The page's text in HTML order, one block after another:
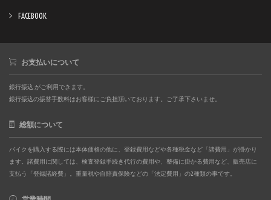
FACEBOOK
お支払いについて
銀行振込 がご利用できます。
銀行振込の振替手数料はお客様にご負担頂いております。ご了承下さいませ。
総額について
バイクを購入する際には本体価格の他に、登録費用などや各種税金など「諸費用」が掛かり
ます。諸費用に関しては、検査登録手続き代行の費用や、整備に掛かる費用など、販売店に
支払う「登録諸経費」。重量税や自賠責保険などの「法定費用」の2種類の事です。